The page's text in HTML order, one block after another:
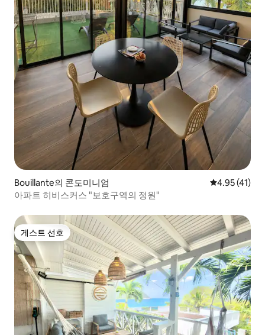
Bouillante의 콘도미니엄 평점 4.95점
4.95 (41)
아파트 히비스커스 "보호구역의 정원"
게스트 선호
게스트 선호